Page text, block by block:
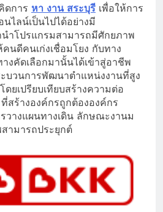
ดการ หา งาน สระบุรี เพื่อให้การ
ไลน์เป็นไปได้อย่างมี
ำโปรแกรมสามารถมีศักยภาพ
นดีคนเก่งเชื่อมโยง กับทาง
งคัดเลือกมานั้นได้เข้าสู่อาชีพ
บวนการพัฒนาตำแหน่งงานที่สูง
ยเปรียบเทียบสร้างความต่อ
สร้างองค์กรถูกต้ององค์กร
วางแผนทางเดิน ลักษณะงานม
ามารถประยุกต์